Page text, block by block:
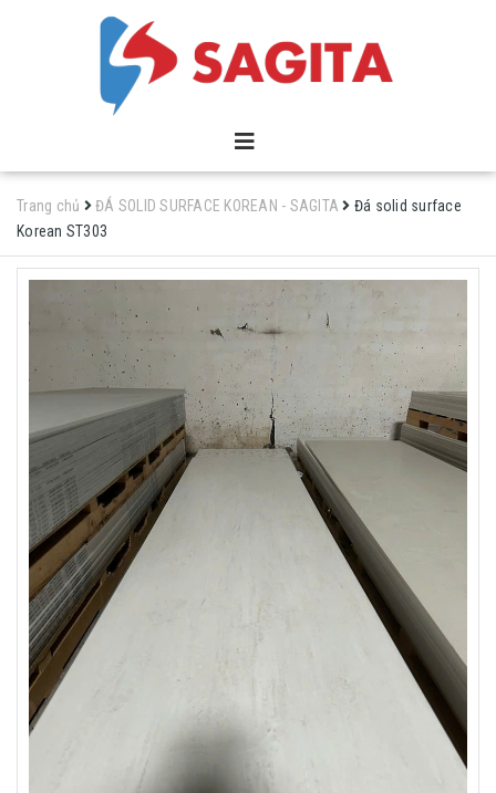
Trang chủ ĐÁ SOLID SURFACE KOREAN - SAGITA
Đá solid surface
Korean ST303